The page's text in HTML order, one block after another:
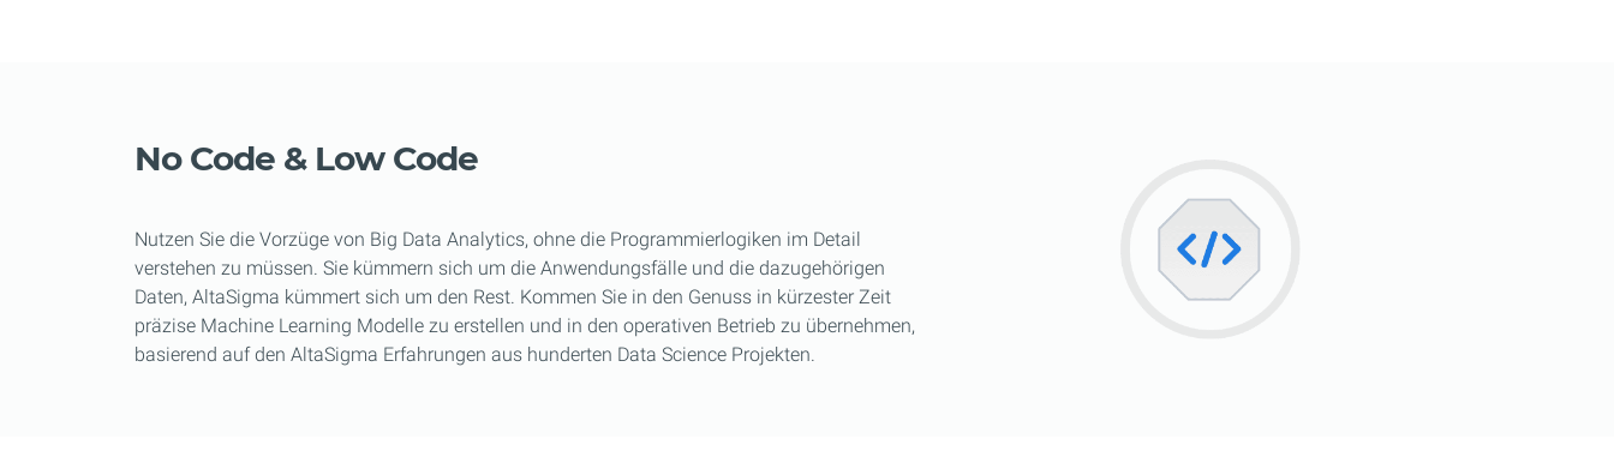
No Code & Low Code
Nutzen Sie die Vorzüge von Big Data Analytics, ohne die Programmierlogiken im Detail
verstehen zu müssen. Sie kümmern sich um die Anwendungsfälle und die dazugehörigen
Daten, AltaSigma kümmert sich um den Rest. Kommen Sie in den Genuss in kürzester Zeit
präzise Machine Learning Modelle zu erstellen und in den operativen Betrieb zu übernehmen,
basierend auf den AltaSigma Erfahrungen aus hunderten Data Science Projekten.